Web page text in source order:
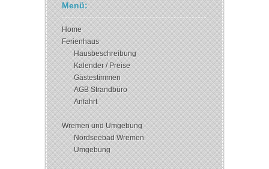
Menü:
Home
Ferienhaus
Hausbeschreibung
Kalender / Preise
Gästestimmen
AGB Strandbüro
Anfahrt
Wremen und Umgebung
Nordseebad Wremen
Umgebung